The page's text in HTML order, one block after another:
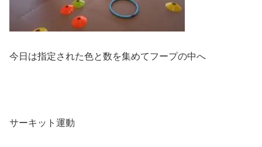
今日は指定された色と数を集めてフープの中へ
サーキット運動